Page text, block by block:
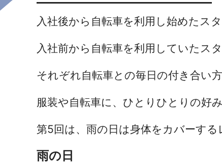
入社後から自転車を利用し始めたス
入社前から自転車を利用していたス
それぞれ自転車との毎日の付き合い
服装や自転車に、ひとりひとりの好
第5回は、雨の日は身体をカバーする
雨の日